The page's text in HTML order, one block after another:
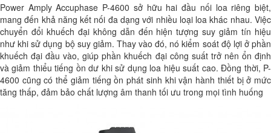
Power Amply Accuphase P-4600 sở hữu hai đầu nối loa riêng biệt,
mang đến khả năng kết nối đa dạng với nhiều loại loa khác nhau. Việc
chuyển đổi khuếch đại không dẫn đến hiện tượng suy giảm tín hiệu
như khi sử dụng bộ suy giảm. Thay vào đó, nó kiểm soát độ lợi ở phần
khuếch đại đầu vào, giúp phần khuếch đại công suất trở nên ổn định
và giảm thiểu tiếng ồn dư khi sử dụng loa hiệu suất cao. Đồng thời, P-
4600 cũng có thể giảm tiếng ồn phát sinh khi vận hành thiết bị ở mức
tăng thấp, đảm bảo chất lượng âm thanh tối ưu trong mọi tình huống